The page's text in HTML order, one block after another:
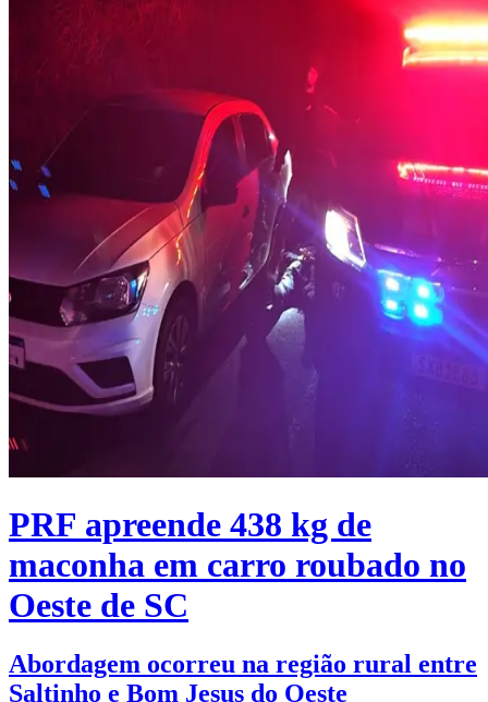
PRF apreende 438 kg de
maconha em carro roubado no
Oeste de SC
Abordagem ocorreu na região rural entre
Saltinho e Bom Jesus do Oeste